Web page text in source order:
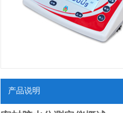
产品说明